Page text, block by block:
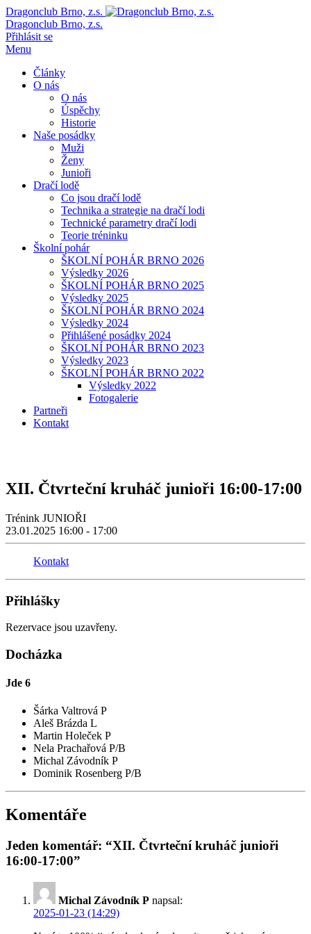
Dragonclub Brno, z.s.
Dragonclub Brno, z.s.
Přihlásit se
Menu
Články
O nás
O nás
Úspěchy
Historie
Naše posádky
Muži
Ženy
Junioři
Dračí lodě
Co jsou dračí lodě
Technika a strategie na dračí lodi
Technické parametry dračí lodi
Teorie tréninku
Školní pohár
ŠKOLNÍ POHÁR BRNO 2026
Výsledky 2026
ŠKOLNÍ POHÁR BRNO 2025
Výsledky 2025
ŠKOLNÍ POHÁR BRNO 2024
Výsledky 2024
Přihlášené posádky 2024
ŠKOLNÍ POHÁR BRNO 2023
Výsledky 2023
ŠKOLNÍ POHÁR BRNO 2022
Výsledky 2022
Fotogalerie
Partneři
Kontakt
XII. Čtvrteční kruháč junioři 16:00-17:00
Trénink JUNIOŘI
23.01.2025 16:00 - 17:00
Kontakt
Přihlášky
Rezervace jsou uzavřeny.
Docházka
Jde 6
Šárka Valtrová P
Aleš Brázda L
Martin Holeček P
Nela Prachařová P/B
Michal Závodník P
Dominik Rosenberg P/B
Komentáře
Jeden komentář: “XII. Čtvrteční kruháč junioři
16:00-17:00”
Michal Závodník P napsal:
2025-01-23 (14:29)